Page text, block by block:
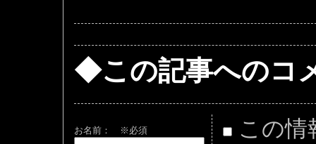
◆この記事へのコ
お名前： ※必須 この情